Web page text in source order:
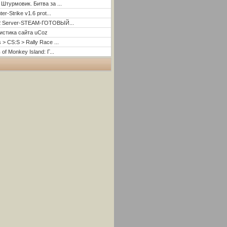
Битва за ...
Strike v1.6 prot...
Server-STEAM-ГОТОВЫЙ...
сайта uCoz
> CS:S > Rally Race ...
of Monkey Island: Г...